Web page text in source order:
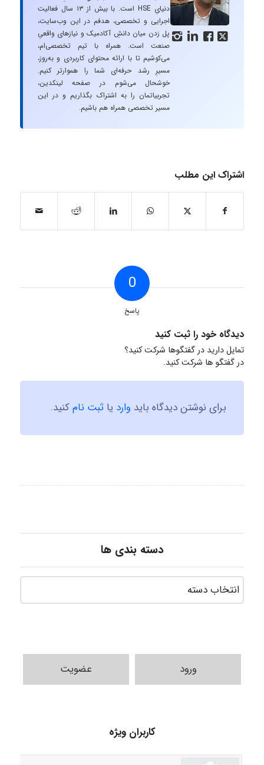
   
دنیایِ HSE است. با بیش از ۱۳ سال فعالیت
اجرایی و تخصصی، هدفم در این وب‌سایت،
پل زدن میان دانشِ آکادمیک و نیازهای واقعیِ
صنعت است. همراه با تیم تخصصی‌ام،
می‌کوشیم تا با ارائه محتوای کاربردی و به‌روز،
مسیرِ رشد حرفه‌ای شما را هموارتر کنیم.
خوشحال می‌شوم در صفحه لینکدین،
تجربیاتمان را به اشتراک بگذاریم و در این
مسیر تخصصی همراه هم باشیم.
اشتراک این مطلب
0
پاسخ
دیدگاه خود را ثبت کنید
تمایل دارید در گفتگوها شرکت کنید؟
در گفتگو ها شرکت کنید.
برای نوشتن دیدگاه باید وارد یا ثبت نامکنید.
دسته بندی ها
ورود عضویت
کاربران ویژه